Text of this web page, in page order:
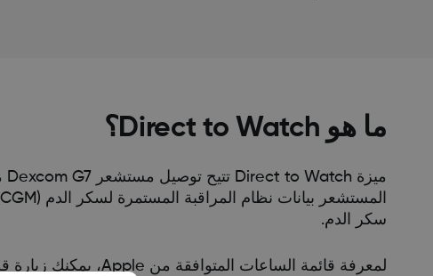
ما هو Direct to Watch؟
ميزة Direct to Watch تتيح توصيل مستشعر Dexcom G7 مباشرة ب ساعة
سكر الدم.
لمعرفة قائمة الساعات المتوافقة من Apple، يمكنك زيارة قسم الأسئلة الشائعة عبر هذا الرابط: